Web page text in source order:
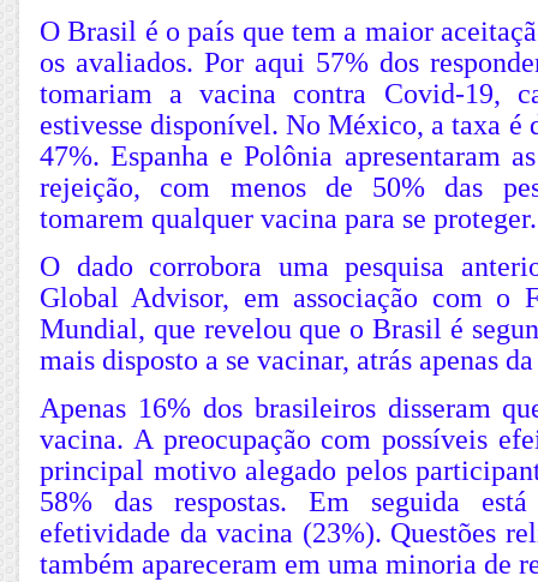
O Brasil é o país que tem a maior
os avaliados. Por aqui 57% dos
tomariam a vacina contra Covid-19,
estivesse disponível. No México, a taxa é
47%. Espanha e Polônia apresentaram
rejeição, com menos de 50% das
tomarem qualquer vacina para se proteger.
O dado corrobora uma pesquisa
Global Advisor, em associação com o
Mundial, que revelou que o Brasil é
mais disposto a se vacinar, atrás apenas
Apenas 16% dos brasileiros disseram
vacina. A preocupação com possíveis
principal motivo alegado pelos
58% das respostas. Em seguida
efetividade da vacina (23%). Questões
também apareceram em uma minoria de